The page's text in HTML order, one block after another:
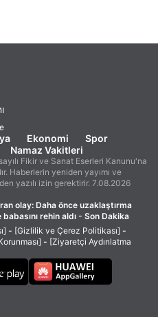
Ekonomi
Spor
Namaz Vakitleri
Fikir ve Sanat Eserleri Kanunu'na
Haberlerin yeniden yayımı ve
yazılı izin gerektirir. 7.08.2026
olay: Daha önce uzaklaştırma
rehin aldı - Son Dakika
- [Gizlilik ve Çerez Politikası] -
- [Ziyaretçi Aydınlatma